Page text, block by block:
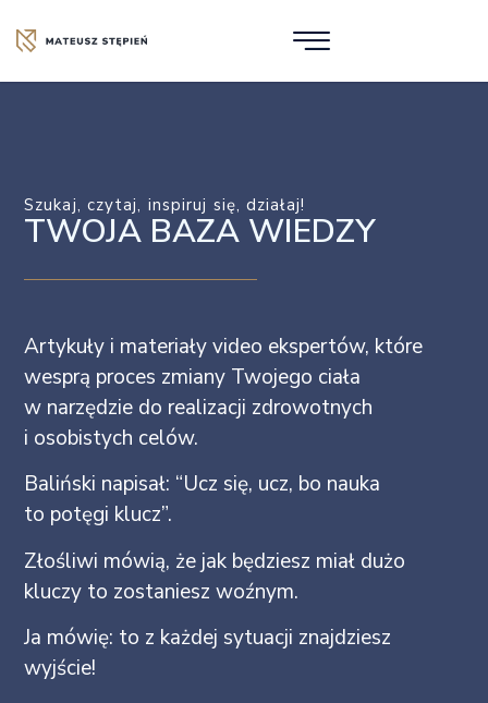
Szukaj, czytaj, inspiruj się, działaj!
TWOJA BAZA WIEDZY
Artykuły i materiały video ekspertów, które
wesprą proces zmiany Twojego ciała
w narzędzie do realizacji zdrowotnych
i osobistych celów.
Baliński napisał: “Ucz się, ucz, bo nauka
to potęgi klucz”.
Złośliwi mówią, że jak będziesz miał dużo
kluczy to zostaniesz woźnym.
Ja mówię: to z każdej sytuacji znajdziesz
wyjście!